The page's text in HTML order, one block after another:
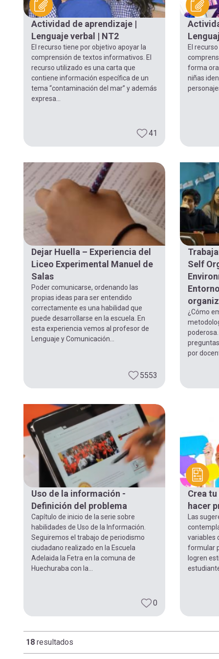
navegación
Actividad de aprendizaje |
Lenguaje verbal | NT2
El recurso tiene por objetivo apoyar la
comprensión de textos informativos. El
recurso utilizado es una carta que
contiene información específica de un
tema “contaminación del mar” y además
expresa...
41
El
forma
niñas
Dejar Huella – Experiencia del
Liceo Experimental Manuel de
Salas
Poder comunicarse, ordenando las
propias ideas para ser entendido
correctamente es una habilidad que
puede desarrollarse en la escuela. En
esta experiencia vemos al profesor de
Lenguaje y Comunicación...
5553
Self
¿Cómo
por
Uso de la información -
Definición del problema
Capítulo de inicio de la serie sobre
habilidades de Uso de la Información.
Seguiremos el trabajo de periodismo
ciudadano realizado en la Escuela
Adelaida la Fetra en la comuna de
Huechuraba con la...
0
Crea
hacer
Las
variables
formular
logren
18 resultados
Paginación